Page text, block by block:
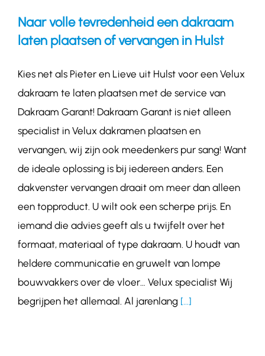
Contact
Naar volle tevredenheid een dakraam
laten plaatsen of vervangen in Hulst
Kies net als Pieter en Lieve uit Hulst voor een Velux
dakraam te laten plaatsen met de service van
Dakraam Garant! Dakraam Garant is niet alleen
specialist in Velux dakramen plaatsen en
vervangen, wij zijn ook meedenkers pur sang! Want
de ideale oplossing is bij iedereen anders. Een
dakvenster vervangen draait om meer dan alleen
een topproduct. U wilt ook een scherpe prijs. En
iemand die advies geeft als u twijfelt over het
formaat, materiaal of type dakraam. U houdt van
heldere communicatie en gruwelt van lompe
bouwvakkers over de vloer… Velux specialist Wij
begrijpen het allemaal. Al jarenlang [...]